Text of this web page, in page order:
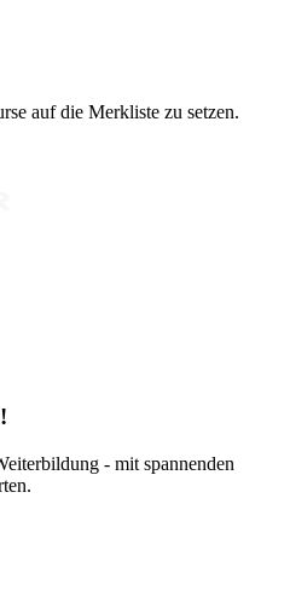
auf die Merkliste zu setzen.
- mit spannenden